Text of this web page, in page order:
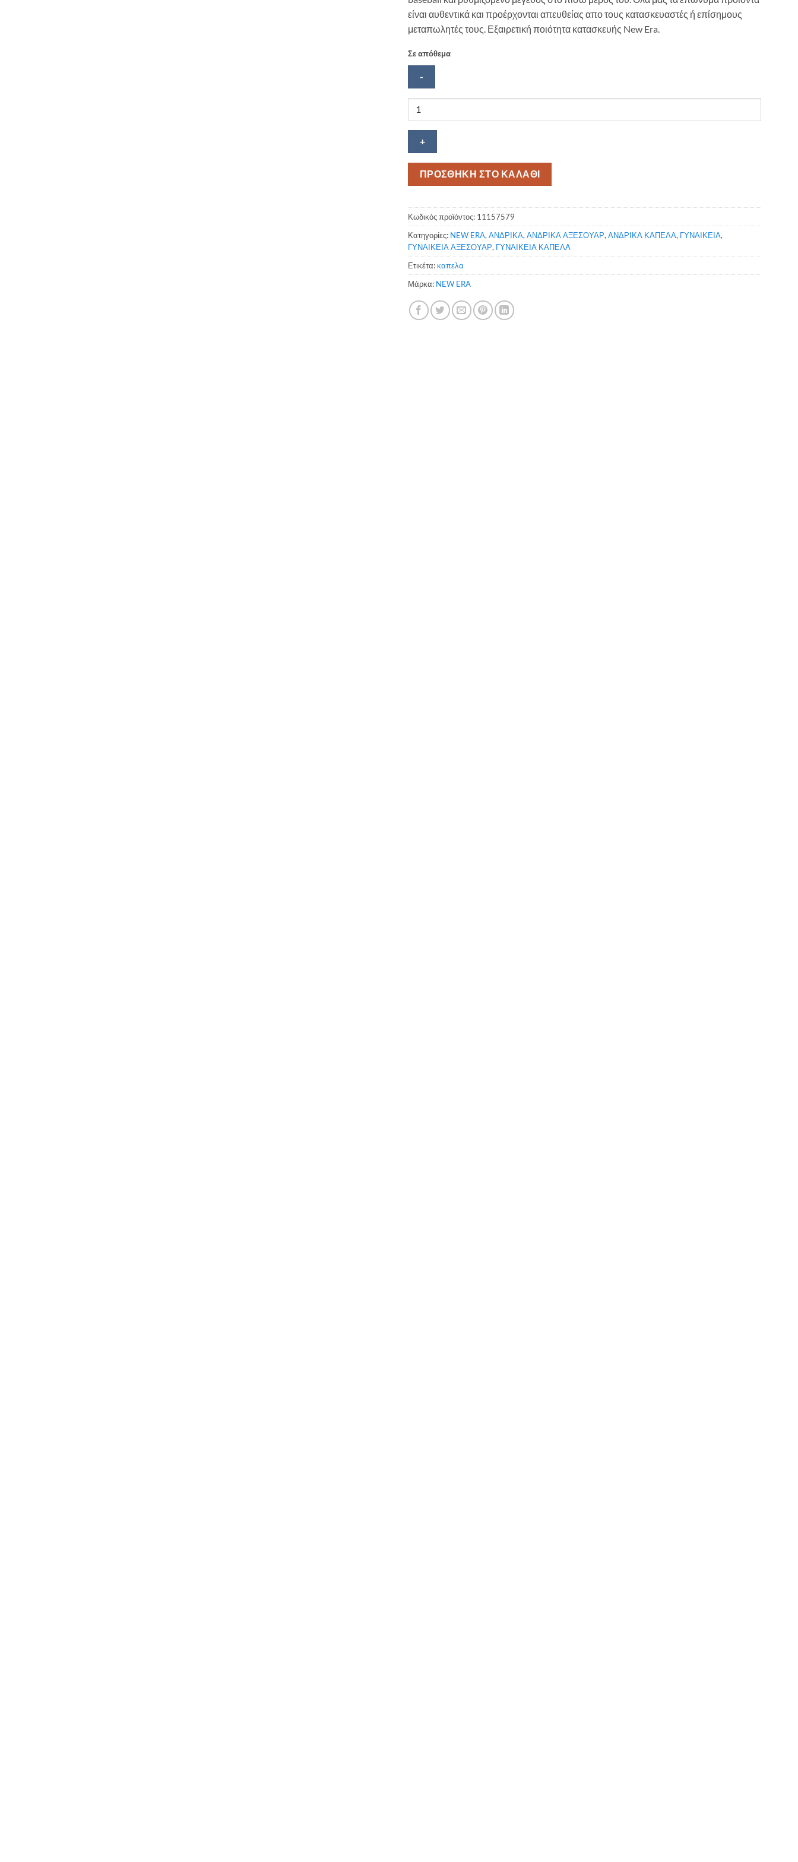
είναι αυθεντικά και προέρχονται απευθείας απο τους κατασκευαστές ή επίσημους
μεταπωλητές τους. Εξαιρετική ποιότητα κατασκευής New Era.
Σε απόθεμα
New
New
York
Unisex
καπέλο
Ρουά-
Λευκό
ποσότητα
ΠΡΟΣΘΗΚΗ ΣΤΟ ΚΑΛΑΘΙ
Κωδικός προϊόντος: 11157579
Κατηγορίες: NEW ERA, ΑΝΔΡΙΚΑ, ΑΝΔΡΙΚΑ ΑΞΕΣΟΥΑΡ, ΑΝΔΡΙΚΑ ΚΑΠΕΛΑ, ΓΥΝΑΙΚΕΙΑ,
ΓΥΝΑΙΚΕΙΑ ΑΞΕΣΟΥΑΡ, ΓΥΝΑΙΚΕΙΑ ΚΑΠΕΛΑ
Ετικέτα:καπελα
Μάρκα: NEW ERA